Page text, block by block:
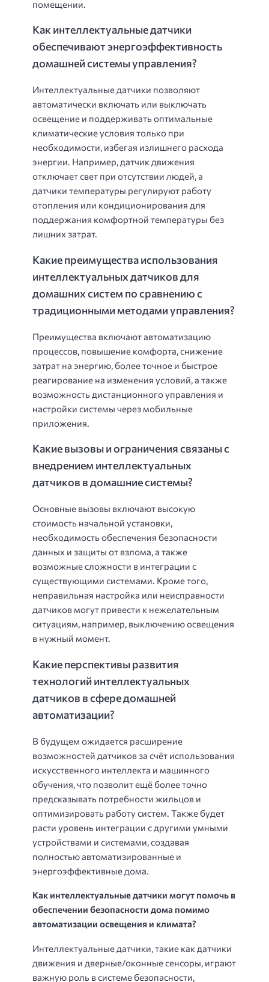
помещении.
Как интеллектуальные датчики
обеспечивают энергоэффективность
домашней системы управления?
Интеллектуальные датчики позволяют
автоматически включать или выключать
освещение и поддерживать оптимальные
климатические условия только при
необходимости, избегая излишнего расхода
энергии. Например, датчик движения
отключает свет при отсутствии людей, а
датчики температуры регулируют работу
отопления или кондиционирования для
поддержания комфортной температуры без
лишних затрат.
Какие преимущества использования
интеллектуальных датчиков для
домашних систем по сравнению с
традиционными методами управления?
Преимущества включают автоматизацию
процессов, повышение комфорта, снижение
затрат на энергию, более точное и быстрое
реагирование на изменения условий, а также
возможность дистанционного управления и
настройки системы через мобильные
приложения.
Какие вызовы и ограничения связаны с
внедрением интеллектуальных
датчиков в домашние системы?
Основные вызовы включают высокую
стоимость начальной установки,
необходимость обеспечения безопасности
данных и защиты от взлома, а также
возможные сложности в интеграции с
существующими системами. Кроме того,
неправильная настройка или неисправности
датчиков могут привести к нежелательным
ситуациям, например, выключению освещения
в нужный момент.
Какие перспективы развития
технологий интеллектуальных
датчиков в сфере домашней
автоматизации?
В будущем ожидается расширение
возможностей датчиков за счёт использования
искусственного интеллекта и машинного
обучения, что позволит ещё более точно
предсказывать потребности жильцов и
оптимизировать работу систем. Также будет
расти уровень интеграции с другими умными
устройствами и системами, создавая
полностью автоматизированные и
энергоэффективные дома.
Как интеллектуальные датчики могут помочь в
обеспечении безопасности дома помимо
автоматизации освещения и климата?
Интеллектуальные датчики, такие как датчики
движения и дверные/оконные сенсоры, играют
важную роль в системе безопасности,